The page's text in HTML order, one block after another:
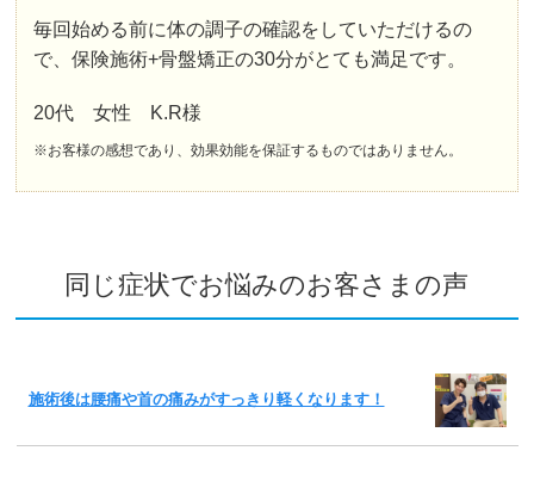
毎回始める前に体の調子の確認をしていただけるの
で、保険施術+骨盤矯正の30分がとても満足です。
20代 女性 K.R様
※お客様の感想であり、効果効能を保証するものではありません。
同じ症状でお悩みのお客さまの声
施術後は腰痛や首の痛みがすっきり軽くなります！